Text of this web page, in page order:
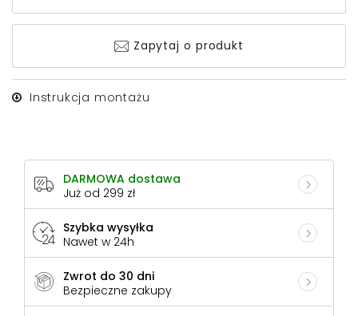
Zapytaj o produkt
Instrukcja montażu
DARMOWA dostawa
Już od 299 zł
Szybka wysyłka
Nawet w 24h
Zwrot do 30 dni
Bezpieczne zakupy